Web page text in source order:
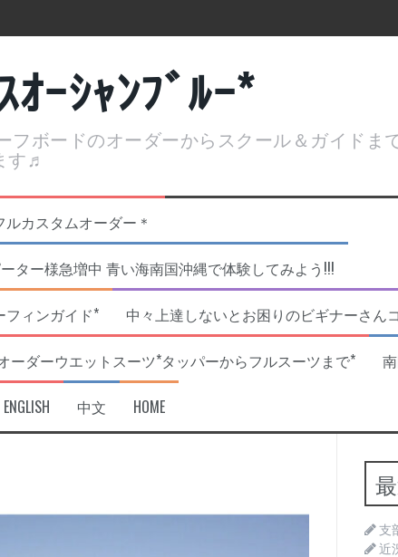
ｵｰｼｬﾝﾌﾞﾙｰ*
フボードのオーダーからスクール＆ガイドま
す♬
ルカスタムオーダー＊
様急増中 青い海南国沖縄で体験してみよう!!!
フィンガイド* 中々上達しないとお困りのビギナーさん
オーダーウエットスーツ*タッパーからフルスーツまで*
ENGLISH 中文 HOME
支
近